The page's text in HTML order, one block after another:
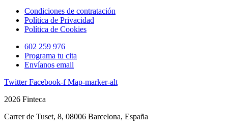
Condiciones de contratación
Política de Privacidad
Política de Cookies
602 259 976
Programa tu cita
Envíanos email
Twitter Facebook-f Map-marker-alt
2026 Finteca
Carrer de Tuset, 8, 08006 Barcelona, España